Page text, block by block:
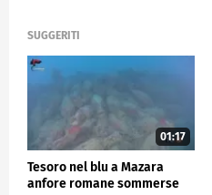
SUGGERITI
01:17
Tesoro nel blu a Mazara
anfore romane sommerse